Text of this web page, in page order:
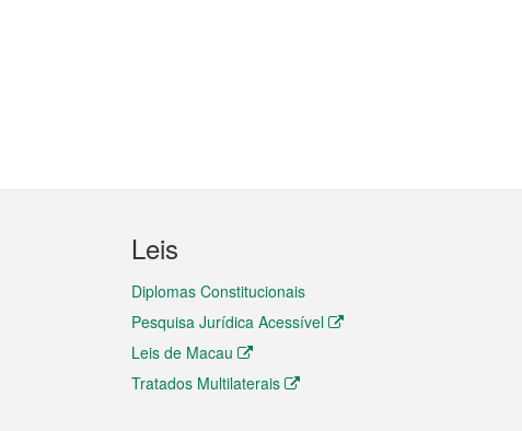
Leis
Diplomas Constitucionais
Pesquisa Jurídica Acessível
Leis de Macau
Tratados Multilaterais